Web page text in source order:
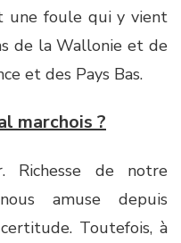
une foule qui y vient
de la Wallonie et de
et des Pays Bas.
marchois ?
de notre
amuse depuis
Toutefois, à